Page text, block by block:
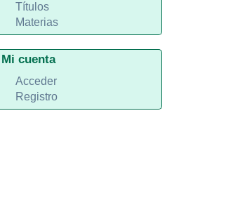
Títulos
Materias
Mi cuenta
Acceder
Registro